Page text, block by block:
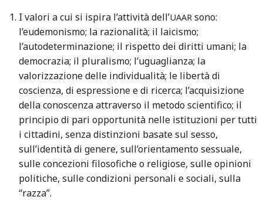
I valori a cui si ispira l’attività dell’UAAR sono:
l’eudemonismo; la razionalità; il laicismo;
l’autodeterminazione; il rispetto dei diritti umani; la
democrazia; il pluralismo; l’uguaglianza; la
valorizzazione delle individualità; le libertà di
coscienza, di espressione e di ricerca; l’acquisizione
della conoscenza attraverso il metodo scientifico; il
principio di pari opportunità nelle istituzioni per tutti
i cittadini, senza distinzioni basate sul sesso,
sull’identità di genere, sull’orientamento sessuale,
sulle concezioni filosofiche o religiose, sulle opinioni
politiche, sulle condizioni personali e sociali, sulla
“razza”.